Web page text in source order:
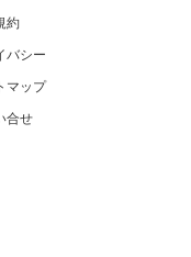
約
バシー
マップ
合せ